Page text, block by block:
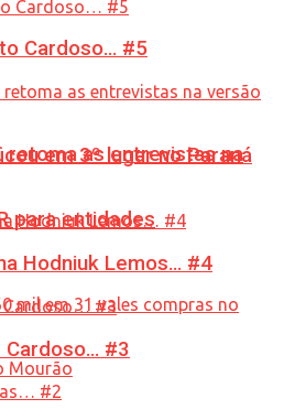
em 3º lugar no Paraná
para entidades
Cardoso… #5
retoma as entrevistas na
Hodniuk Lemos… #4
Cardoso… #3